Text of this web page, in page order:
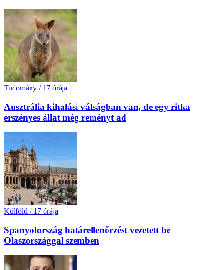
Tudomány / 17 órája
Ausztrália kihalási válságban van, de egy ritka
erszényes állat még reményt ad
Külföld / 17 órája
Spanyolország határellenőrzést vezetett be
Olaszországgal szemben